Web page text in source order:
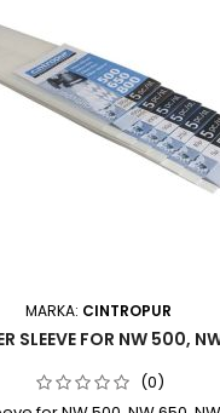
MARKA: CINTROPUR
SLEEVE FOR NW 500,
(0)